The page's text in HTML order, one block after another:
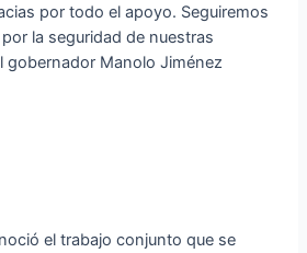
por todo el apoyo. Seguiremos
la seguridad de nuestras
gobernador Manolo Jiménez
el trabajo conjunto que se